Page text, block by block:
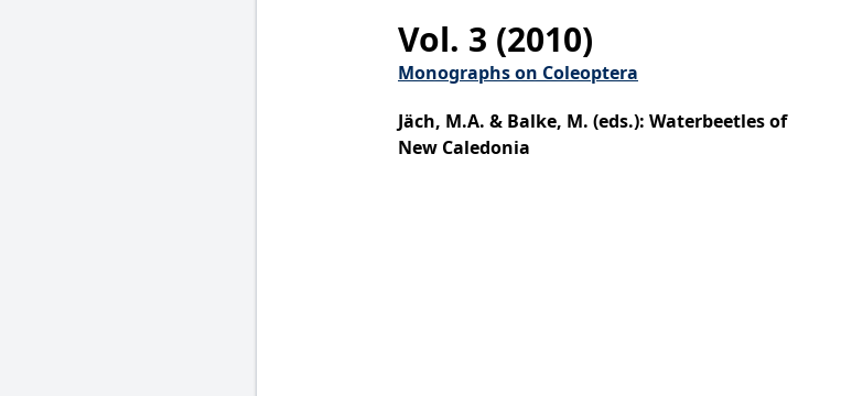
Vol. 3 (2010)
Monographs on Coleoptera
Jäch, M.A. & Balke, M. (eds.): Waterbeetles of
New Caledonia